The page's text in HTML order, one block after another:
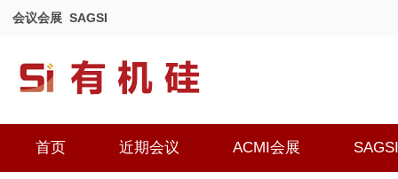
会议会展 SAGSI
首页 近期会议 ACMI会展 SAGSI